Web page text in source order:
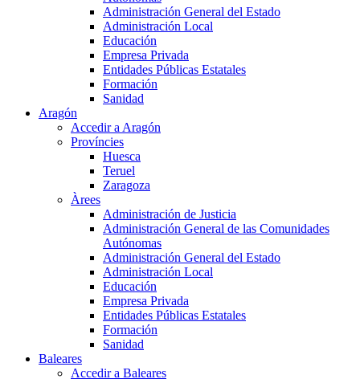
Administración General del Estado
Administración Local
Educación
Empresa Privada
Entidades Públicas Estatales
Formación
Sanidad
Aragón
Accedir a Aragón
Províncies
Huesca
Teruel
Zaragoza
Àrees
Administración de Justicia
Administración General de las Comunidades
Autónomas
Administración General del Estado
Administración Local
Educación
Empresa Privada
Entidades Públicas Estatales
Formación
Sanidad
Baleares
Accedir a Baleares